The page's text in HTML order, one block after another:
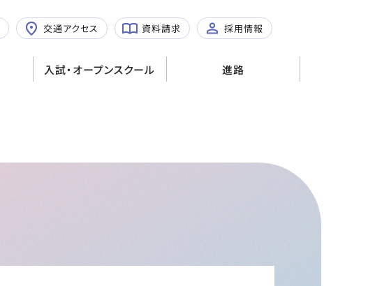
交通アクセス 資料請求 採用情報
入試・オープンスクール
過去問
進路
ジ